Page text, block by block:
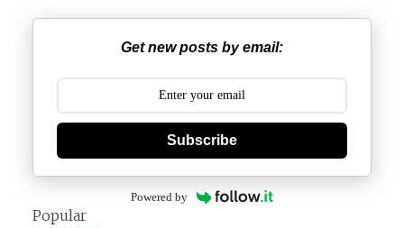
Get new posts by email:
Subscribe
Powered by
Popular